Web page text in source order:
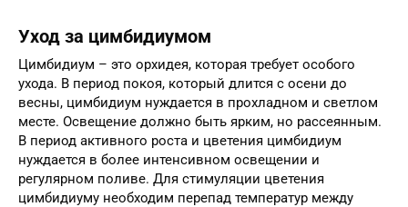
Уход за цимбидиумом
Цимбидиум – это орхидея, которая требует особого
ухода. В период покоя, который длится с осени до
весны, цимбидиум нуждается в прохладном и светлом
месте. Освещение должно быть ярким, но рассеянным.
В период активного роста и цветения цимбидиум
нуждается в более интенсивном освещении и
регулярном поливе. Для стимуляции цветения
цимбидиуму необходим перепад температур между